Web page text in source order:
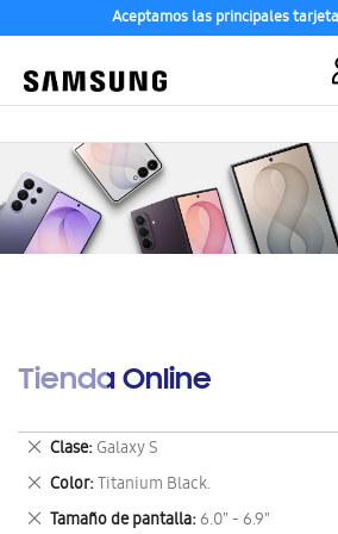
Aceptamos las principales
Tienda Online
Clase Galaxy S
Eliminar
este
artículo
Color Titanium Black.
Eliminar
este
Tamaño de pantalla 6.0" - 6.9"
Eliminar